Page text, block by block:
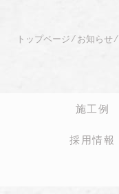
トップページ ⁄ お知らせ⁄
施工例
採用情報